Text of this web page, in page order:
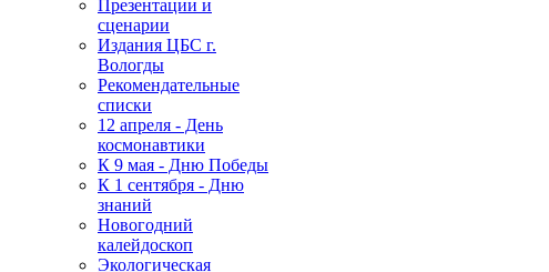
Презентации и
сценарии
Издания ЦБС г.
Вологды
Рекомендательные
списки
12 апреля - День
космонавтики
К 9 мая - Дню Победы
К 1 сентября - Дню
знаний
Новогодний
калейдоскоп
Экологическая